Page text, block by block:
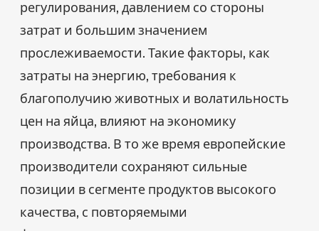
регулирования, давлением со стороны
затрат и большим значением
прослеживаемости. Такие факторы, как
затраты на энергию, требования к
благополучию животных и волатильность
цен на яйца, влияют на экономику
производства. В то же время европейские
производители сохраняют сильные
позиции в сегменте продуктов высокого
качества, с повторяемыми